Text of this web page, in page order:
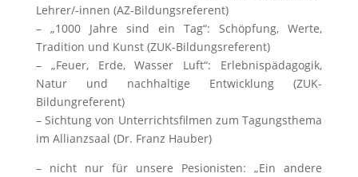
Lehrer/-innen (AZ-Bildungsreferent)
– „1000 Jahre sind ein Tag“: Schöpfung, Werte,
Tradition und Kunst (ZUK-Bildungsreferent)
– „Feuer, Erde, Wasser Luft“: Erlebnispädagogik,
Natur und nachhaltige Entwicklung (ZUK-
Bildungreferent)
– Sichtung von Unterrichtsfilmen zum Tagungsthema
im Allianzsaal (Dr. Franz Hauber)
– nicht nur für unsere Pesionisten: „Ein andere